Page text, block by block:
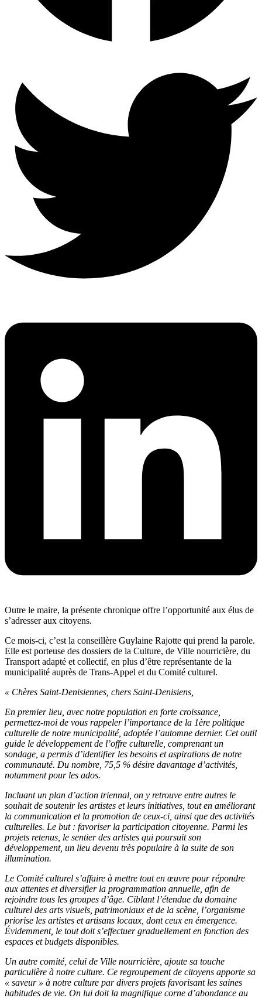
Outre le maire, la présente chronique offre l’opportunité aux élus de
s’adresser aux citoyens.
Ce mois-ci, c’est la conseillère Guylaine Rajotte qui prend la parole.
Elle est porteuse des dossiers de la Culture, de Ville nourricière, du
Transport adapté et collectif, en plus d’être représentante de la
municipalité auprès de Trans-Appel et du Comité culturel.
« Chères Saint-Denisiennes, chers Saint-Denisiens,
En premier lieu, avec notre population en forte croissance,
permettez-moi de vous rappeler l’importance de la 1ère politique
culturelle de notre municipalité, adoptée l’automne dernier. Cet outil
guide le développement de l’offre culturelle, comprenant un
sondage, a permis d’identifier les besoins et aspirations de notre
communauté. Du nombre, 75,5 % désire davantage d’activités,
notamment pour les ados.
Incluant un plan d’action triennal, on y retrouve entre autres le
souhait de soutenir les artistes et leurs initiatives, tout en améliorant
la communication et la promotion de ceux-ci, ainsi que des activités
culturelles. Le but : favoriser la participation citoyenne. Parmi les
projets retenus, le sentier des artistes qui poursuit son
développement, un lieu devenu très populaire à la suite de son
illumination.
Le Comité culturel s’affaire à mettre tout en œuvre pour répondre
aux attentes et diversifier la programmation annuelle, afin de
rejoindre tous les groupes d’âge. Ciblant l’étendue du domaine
culturel des arts visuels, patrimoniaux et de la scène, l’organisme
priorise les artistes et artisans locaux, dont ceux en émergence.
Évidemment, le tout doit s’effectuer graduellement en fonction des
espaces et budgets disponibles.
Un autre comité, celui de Ville nourricière, ajoute sa touche
particulière à notre culture. Ce regroupement de citoyens apporte sa
« saveur » à notre culture par divers projets favorisant les saines
habitudes de vie. On lui doit la magnifique corne d’abondance au